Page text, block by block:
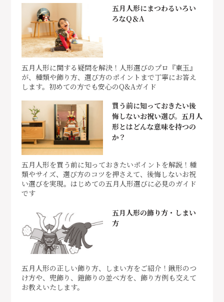
五月人形にまつわるいろい
ろなQ＆A
五月人形に関する疑問を解決！人形選びのプロ『東玉』
が、種類や飾り方、選び方のポイントまで丁寧にお答え
します。初めての方でも安心のQ&Aガイド
買う前に知っておきたい後
悔しないお祝い選び。五月人
形とはどんな意味を持つの
か？
五月人形を買う前に知っておきたいポイントを解説！種
類やサイズ、選び方のコツを押さえて、後悔しないお祝
い選びを実現。はじめての五月人形選びに必見のガイド
です
五月人形の飾り方・しまい
方
五月人形の正しい飾り方、しまい方をご紹介！鍬形のつ
け方や、兜飾り、鎧飾りの並べ方を、飾り方例も交えて
お教えいたします。